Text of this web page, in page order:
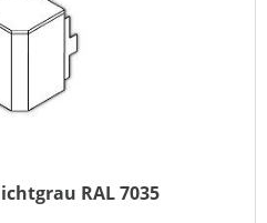
RAL 7035